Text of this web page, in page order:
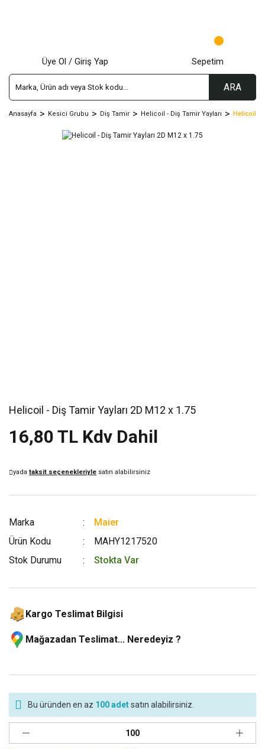
ARA
Üye Ol / Giriş Yap Sepetim
Anasayfa Kesici Grubu Diş Tamir Helicoil - Diş Tamir Yayları Helicoil -
Helicoil - Diş Tamir Yayları 2D M12 x 1.75
16,80 TL Kdv Dahil
yada taksit seçenekleriyle satın alabilirsiniz
Marka
Maier
Ürün Kodu
MAHY1217520
Stok Durumu
Stokta Var
Kargo Teslimat Bilgisi
Mağazadan Teslimat... Neredeyiz ?
Bu üründen en az 100 adetsatın alabilirsiniz.